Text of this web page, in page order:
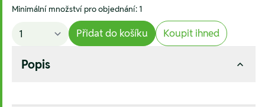
Minimální množství pro objednání: 1
Přidat do košíku Koupit ihned
Popis